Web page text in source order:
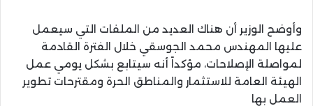
وأوضح الوزير أن هناك العديد من الملفات التي سيعمل
عليها المهندس محمد الجوسقي خلال الفترة القادمة
لمواصلة الإصلاحات، مؤكداً أنه سيتابع بشكل يومي عمل
الهيئة العامة للاستثمار والمناطق الحرة ومقترحات تطوير
العمل بها